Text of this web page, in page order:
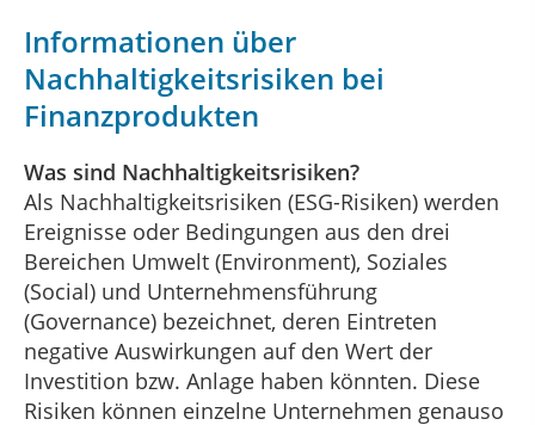
Informationen über
Nachhaltigkeitsrisiken bei
Finanzprodukten
Was sind Nachhaltigkeitsrisiken?
Als Nachhaltigkeitsrisiken (ESG-Risiken) werden
Ereignisse oder Bedingungen aus den drei
Bereichen Umwelt (Environment), Soziales
(Social) und Unternehmensführung
(Governance) bezeichnet, deren Eintreten
negative Auswirkungen auf den Wert der
Investition bzw. Anlage haben könnten. Diese
Risiken können einzelne Unternehmen genauso